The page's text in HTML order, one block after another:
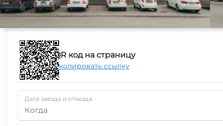
QR код на страницу
Скопировать ссылку
Дата заезда и отъезда
Когда